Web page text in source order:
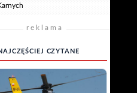
reklama
CZYTANE